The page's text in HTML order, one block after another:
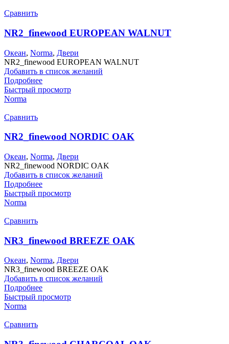
Сравнить
NR2_finewood EUROPEAN WALNUT
Океан, Norma, Двери
NR2_finewood EUROPEAN WALNUT
Добавить в список желаний
Подробнее
Быстрый просмотр
Norma
Сравнить
NR2_finewood NORDIC OAK
Океан, Norma, Двери
NR2_finewood NORDIC OAK
Добавить в список желаний
Подробнее
Быстрый просмотр
Norma
Сравнить
NR3_finewood BREEZE OAK
Океан, Norma, Двери
NR3_finewood BREEZE OAK
Добавить в список желаний
Подробнее
Быстрый просмотр
Norma
Сравнить